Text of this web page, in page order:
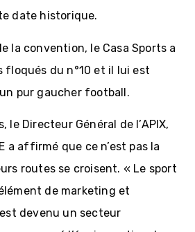
date historique.
la convention, le Casa Sports a
du n°10 et il lui est
pur gaucher football.
le Directeur Général de l’APIX,
a affirmé que ce n’est pas la
routes se croisent. « Le sport
de marketing et
devenu un secteur